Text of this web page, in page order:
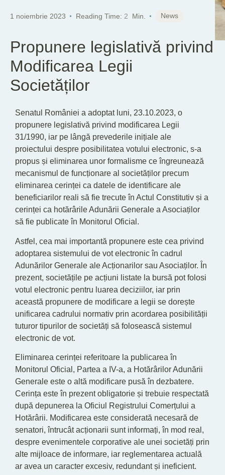
1 noiembrie 2023 Reading Time: 2 Min. News
Propunere legislativă privind
Modificarea Legii
Societăților
Senatul României a adoptat luni, 23.10.2023, o
propunere legislativă privind modificarea Legii
31/1990, iar pe lângă prevederile inițiale ale
proiectului despre posibilitatea votului electronic, s-a
propus și eliminarea unor formalisme ce îngreunează
mecanismul de funcționare al societăților precum
eliminarea cerinței ca datele de identificare ale
beneficiarilor reali să fie trecute în Actul Constitutiv și a
cerinței ca hotărârile Adunării Generale a Asociaților
să fie publicate în Monitorul Oficial.
Astfel, cea mai importantă propunere este cea privind
adoptarea sistemului de vot electronic în cadrul
Adunărilor Generale ale Acționarilor sau Asociaților. În
prezent, societățile pe acțiuni listate la bursă pot folosi
votul electronic pentru luarea deciziilor, iar prin
această propunere de modificare a legii se dorește
unificarea cadrului normativ prin acordarea posibilității
tuturor tipurilor de societăți să folosească sistemul
electronic de vot.
Eliminarea cerinței referitoare la publicarea în
Monitorul Oficial, Partea a IV-a, a Hotărârilor Adunării
Generale este o altă modificare pusă în dezbatere.
Cerința este în prezent obligatorie și trebuie respectată
după depunerea la Oficiul Registrului Comerțului a
Hotărârii. Modificarea este considerată necesară de
senatori, întrucât acționarii sunt informați, în mod real,
despre evenimentele corporative ale unei societăți prin
alte mijloace de informare, iar reglementarea actuală
ar avea un caracter excesiv, redundant și ineficient.